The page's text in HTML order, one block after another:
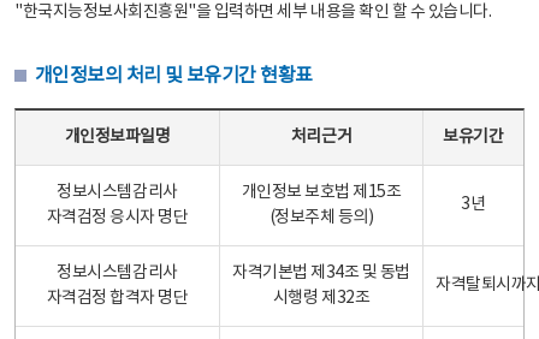
"한국지능정보사회진흥원"을 입력하면 세부 내용을 확인 할 수 있습니다.
개인정보의 처리 및 보유기간 현황표
개인정보파일명 처리근거 보유기간
정보시스템감리사
자격검정 응시자 명단
개인정보 보호법 제15조
(정보주체 등의)
3년
정보시스템감리사
자격검정 합격자 명단
자격기본법 제34조 및 동법
시행령 제32조
자격탈퇴시까